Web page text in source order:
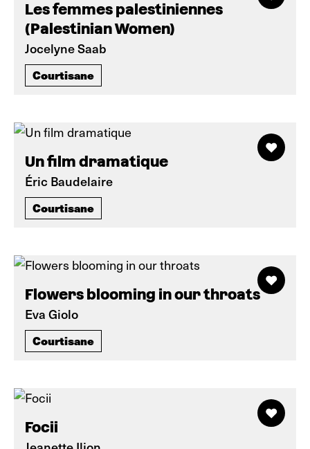
Les femmes palestiniennes
(Palestinian Women)
Jocelyne Saab
Courtisane
Un film dramatique
Éric Baudelaire
Courtisane
Flowers blooming in our throats
Eva Giolo
Courtisane
Focii